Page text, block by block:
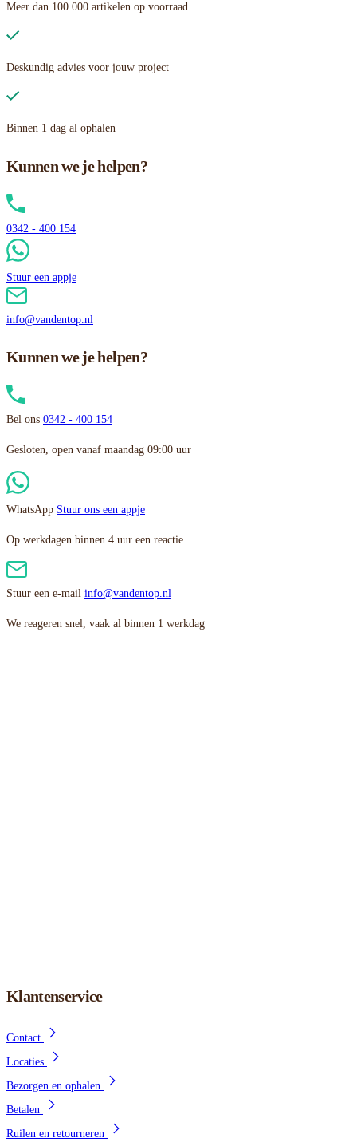
Meer dan 100.000 artikelen op voorraad
Deskundig advies voor jouw project
Binnen 1 dag al ophalen
Kunnen we je helpen?
0342 - 400 154
Stuur een appje
info@vandentop.nl
Kunnen we je helpen?
Bel ons 0342 - 400 154
Gesloten, open vanaf maandag 09:00 uur
WhatsApp Stuur ons een appje
Op werkdagen binnen 4 uur een reactie
Stuur een e-mail info@vandentop.nl
We reageren snel, vaak al binnen 1 werkdag
Klantenservice
Contact
Locaties
Bezorgen en ophalen
Betalen
Ruilen en retourneren